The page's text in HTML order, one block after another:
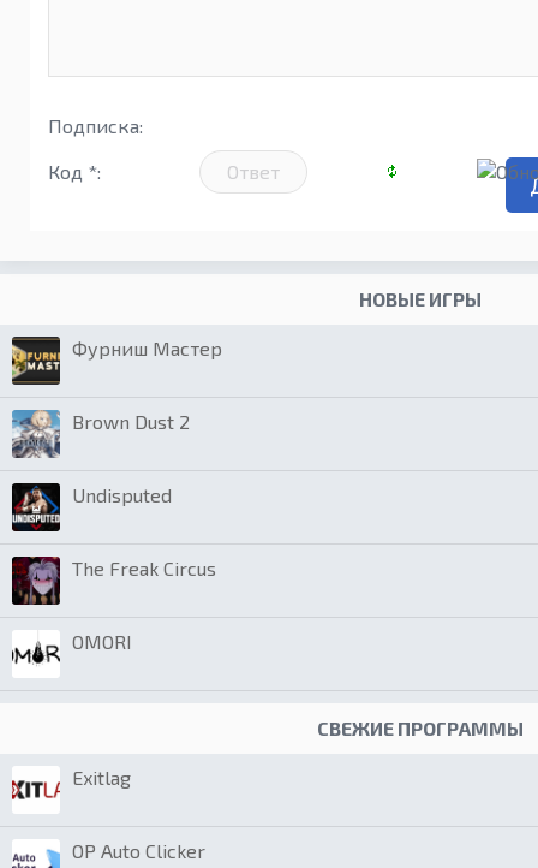
Подписка:
Код *:
НОВЫЕ ИГРЫ
Фурниш Мастер
Brown Dust 2
Undisputed
The Freak Circus
OMORI
СВЕЖИЕ ПРОГРАММЫ
Exitlag
OP Auto Clicker